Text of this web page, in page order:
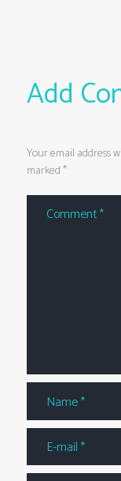
Add
Your email address
marked *